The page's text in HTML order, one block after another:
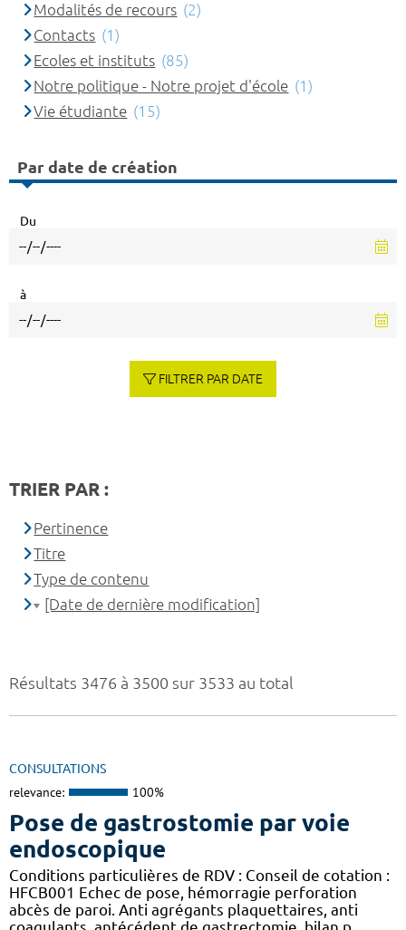
Résultats 3476 à 3500 sur 3533 au total
CONSULTATIONS
relevance: 100%
Pose de gastrostomie par voie
endoscopique
Conditions particulières de RDV : Conseil de cotation :
HFCB001 Echec de pose, hémorragie perforation
abcès de paroi. Anti agrégants plaquettaires, anti
Modalités de recours (2)
Contacts (1)
Ecoles et instituts (85)
Notre politique - Notre projet d'école (1)
Vie étudiante (15)
Par date de création
Du
à
FILTRER PAR DATE
TRIER PAR :
Pertinence
Titre
Type de contenu
[Date de dernière modification]